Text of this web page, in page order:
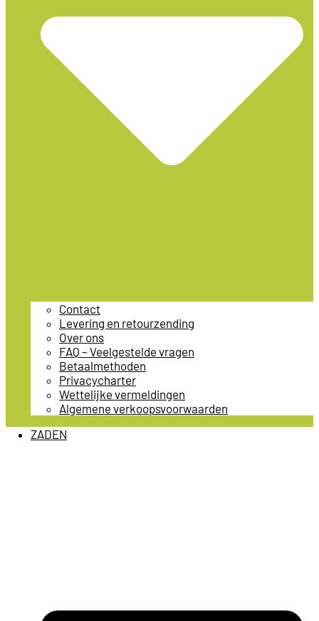
Contact
Levering en retourzending
Over ons
FAQ – Veelgestelde vragen
Betaalmethoden
Privacycharter
Wettelijke vermeldingen
Algemene verkoopsvoorwaarden
ZADEN